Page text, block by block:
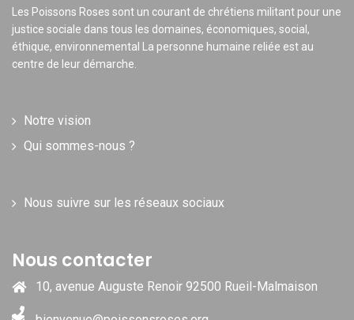
Les Poissons Roses sont un courant de chrétiens militant pour une
justice sociale dans tous les domaines, économiques, social,
éthique, environnemental La personne humaine reliée est au
centre de leur démarche.
Notre vision
Qui sommes-nous ?
Nous suivre sur les réseaux sociaux
Nous contacter
10, avenue Auguste Renoir 92500 Rueil-Malmaison